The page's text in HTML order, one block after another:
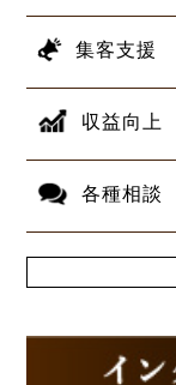
集客支援
収益向上
各種相談